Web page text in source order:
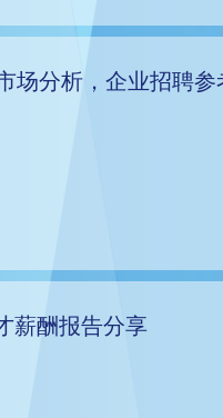
场分析，企业招聘参
薪酬报告分享